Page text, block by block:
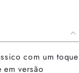
com um toque
versão